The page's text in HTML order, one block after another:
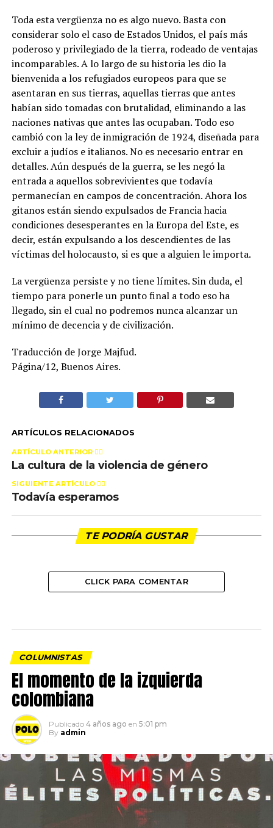
Toda esta vergüenza no es algo nuevo. Basta con
considerar solo el caso de Estados Unidos, el país más
poderoso y privilegiado de la tierra, rodeado de ventajas
incomparables. A lo largo de su historia les dio la
bienvenida a los refugiados europeos para que se
asentaran en sus tierras, aquellas tierras que antes
habían sido tomadas con brutalidad, eliminando a las
naciones nativas que antes las ocupaban. Todo eso
cambió con la ley de inmigración de 1924, diseñada para
excluir a judíos e italianos. No es necesario entrar en
detalles. Aún después de la guerra, se les negó la
entrada a aquellos sobrevivientes que todavía
permanecían en campos de concentración. Ahora los
gitanos están siendo expulsados de Francia hacia
condiciones desesperantes en la Europa del Este, es
decir, están expulsando a los descendientes de las
víctimas del holocausto, si es que a alguien le importa.
La vergüenza persiste y no tiene límites. Sin duda, el
tiempo para ponerle un punto final a todo eso ha
llegado, sin el cual no podremos nunca alcanzar un
mínimo de decencia y de civilización.
Traducción de Jorge Majfud.
Página/12, Buenos Aires.
ARTÍCULOS RELACIONADOS
ARTÍCULO ANTERIOR 👉🏻
La cultura de la violencia de género
SIGUIENTE ARTÍCULO 👈🏻
Todavía esperamos
TE PODRÍA GUSTAR
CLICK PARA COMENTAR
COLUMNISTAS
El momento de la izquierda
colombiana
Publicado 4 años ago en 5:01 pm
By admin